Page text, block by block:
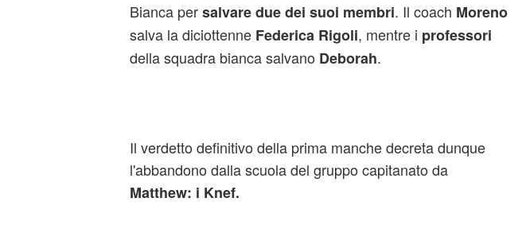
Bianca persalvare due dei suoi membri. Il coach Moreno
salva la diciottenne Federica Rigoli, mentre i professori
della squadra bianca salvano Deborah.
Il verdetto definitivo della prima manche decreta dunque
l'abbandono dalla scuola del gruppo capitanato da
Matthew: i Knef.